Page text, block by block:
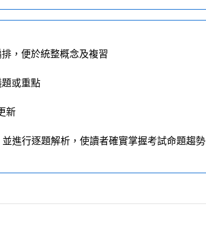
，便於統整概念及複習
或重點
新
進行逐題解析，使讀者確實掌握考試命題趨勢